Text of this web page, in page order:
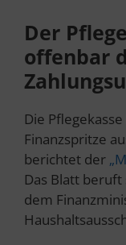
Der
offenbar
Die
Finanzspritze
berichtet der
Das Blatt beruft
dem